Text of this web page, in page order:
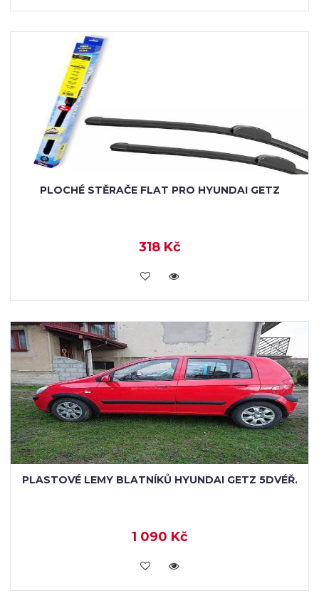
PLOCHÉ STĚRAČE FLAT PRO HYUNDAI GETZ
318 Kč
KOUPIT
PLASTOVÉ LEMY BLATNÍKŮ HYUNDAI GETZ 5DVÉŘ.
1 090 Kč
KOUPIT